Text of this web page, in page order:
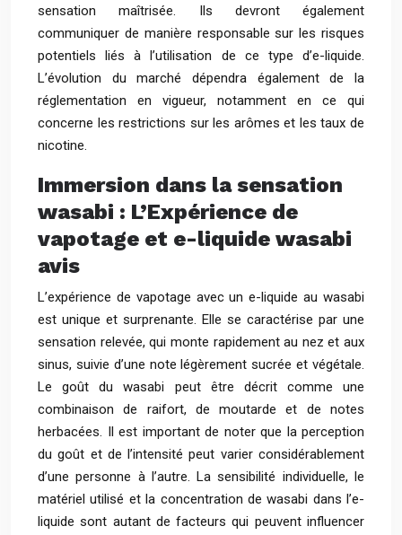
sensation maîtrisée. Ils devront également
communiquer de manière responsable sur les risques
potentiels liés à l’utilisation de ce type d’e-liquide.
L’évolution du marché dépendra également de la
réglementation en vigueur, notamment en ce qui
concerne les restrictions sur les arômes et les taux de
nicotine.
Immersion dans la sensation
wasabi : L’Expérience de
vapotage et e-liquide wasabi
avis
L’expérience de vapotage avec un e-liquide au wasabi
est unique et surprenante. Elle se caractérise par une
sensation relevée, qui monte rapidement au nez et aux
sinus, suivie d’une note légèrement sucrée et végétale.
Le goût du wasabi peut être décrit comme une
combinaison de raifort, de moutarde et de notes
herbacées. Il est important de noter que la perception
du goût et de l’intensité peut varier considérablement
d’une personne à l’autre. La sensibilité individuelle, le
matériel utilisé et la concentration de wasabi dans l’e-
liquide sont autant de facteurs qui peuvent influencer